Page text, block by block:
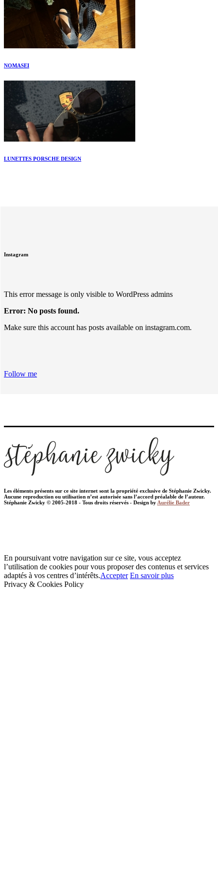
NOMASEI
LUNETTES PORSCHE DESIGN
Instagram
This error message is only visible to WordPress admins
Error: No posts found.
Make sure this account has posts available on instagram.com.
Follow me
Les éléments présents sur ce site internet sont la propriété exclusive de Stéphanie Zwicky.
Aucune reproduction ou utilisation n’est autorisée sans l’accord préalable de l’auteur.
Stéphanie Zwicky © 2005-2018 - Tous droits réservés - Design by Aurélie Bader
En poursuivant votre navigation sur ce site, vous acceptez
l’utilisation de cookies pour vous proposer des contenus et services
adaptés à vos centres d’intérêts.Accepter En savoir plus
Privacy & Cookies Policy